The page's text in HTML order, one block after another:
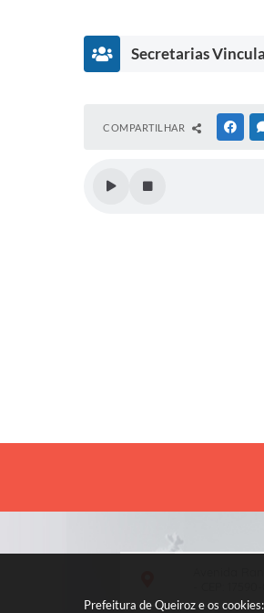
Prefeitura de Queiroz e os
Secretarias
de
COMPARTILHAR